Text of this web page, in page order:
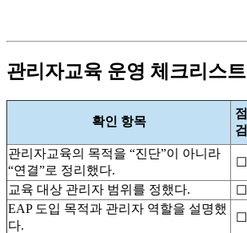
관리자교육 운영 체크리스트
확인 항목
점
검
관리자교육의 목적을 “진단”이 아니라
“연결”로 정리했다.
☐
교육 대상 관리자 범위를 정했다.
☐
EAP 도입 목적과 관리자 역할을 설명했
다.
☐